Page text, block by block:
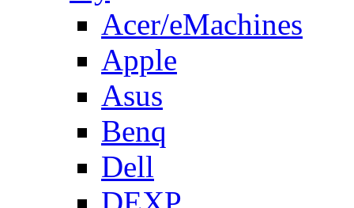
Acer/eMachines
Apple
Asus
Benq
Dell